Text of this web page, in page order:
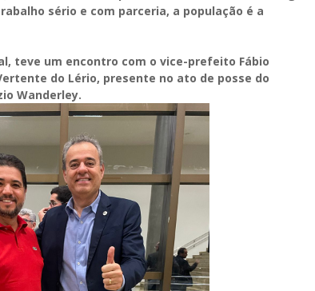
sério e com parceria, a população é a
teve um encontro com o vice-prefeito Fábio
do Lério, presente no ato de posse do
Wanderley.